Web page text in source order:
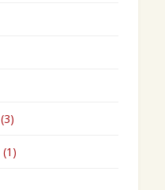
(3)
(1)